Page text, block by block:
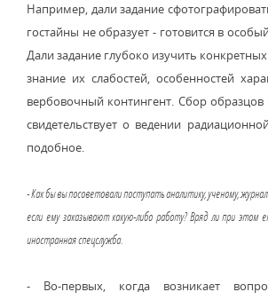
Например, дали задание
гостайны не образует - готовится в
Дали задание глубоко изучить
знание их слабостей, особенностей
вербовочный контингент. Сбор
свидетельствует о ведении
подобное.
- Как бы вы посоветовали поступать аналитику, ученому,
если ему заказывают какую-либо работу? Вряд ли при этом
иностранная спецслужба.
- Во-первых, когда возникает